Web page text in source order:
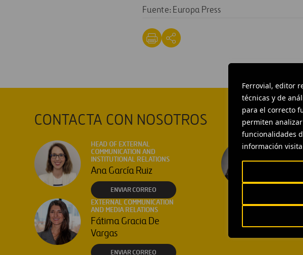
Ferrovial, editor
técnicas y de
para el correcto
permiten
funcionalidades
información
Fuente: Europa Press
CONTACTA CON NOSOTROS
HEAD OF EXTERNAL
COMMUNICATION AND
INSTITUTIONAL RELATIONS
Ana García Ruiz
ENVIAR CORREO
AND
Isabel
EXTERNAL COMMUNICATION
AND MEDIA RELATIONS
Fátima Gracia De
Vargas
ENVIAR CORREO